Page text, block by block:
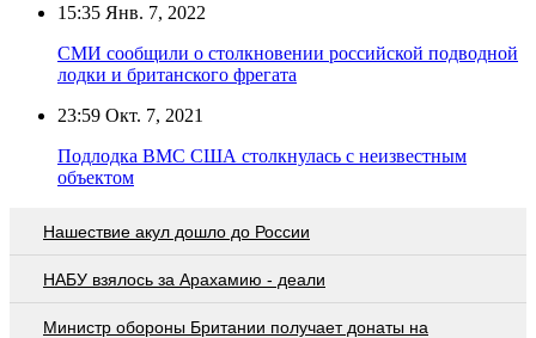
15:35 Янв. 7, 2022
СМИ сообщили о столкновении российской подводной
лодки и британского фрегата
23:59 Окт. 7, 2021
Подлодка ВМС США столкнулась с неизвестным
объектом
Нашествие акул дошло до России
НАБУ взялось за Арахамию - деали
Министр обороны Британии получает донаты на